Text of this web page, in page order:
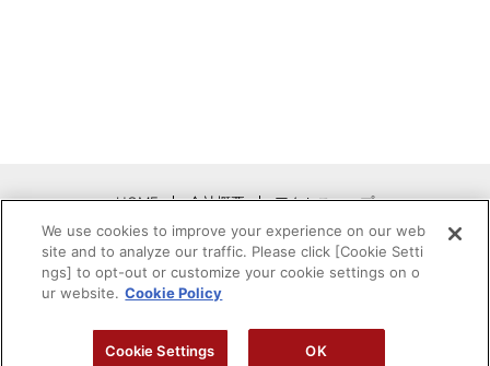
HOME 会社概要
アクセスマップ
採用情報
プライバシーポリシー
スクロール
Copyright© Scroll Logistics Co.,Ltd. All rights reserved.
We use cookies to improve your experience on our web
site and to analyze our traffic. Please click [Cookie Setti
ngs] to opt-out or customize your cookie settings on o
ur website. Cookie Policy
Cookie Settings OK